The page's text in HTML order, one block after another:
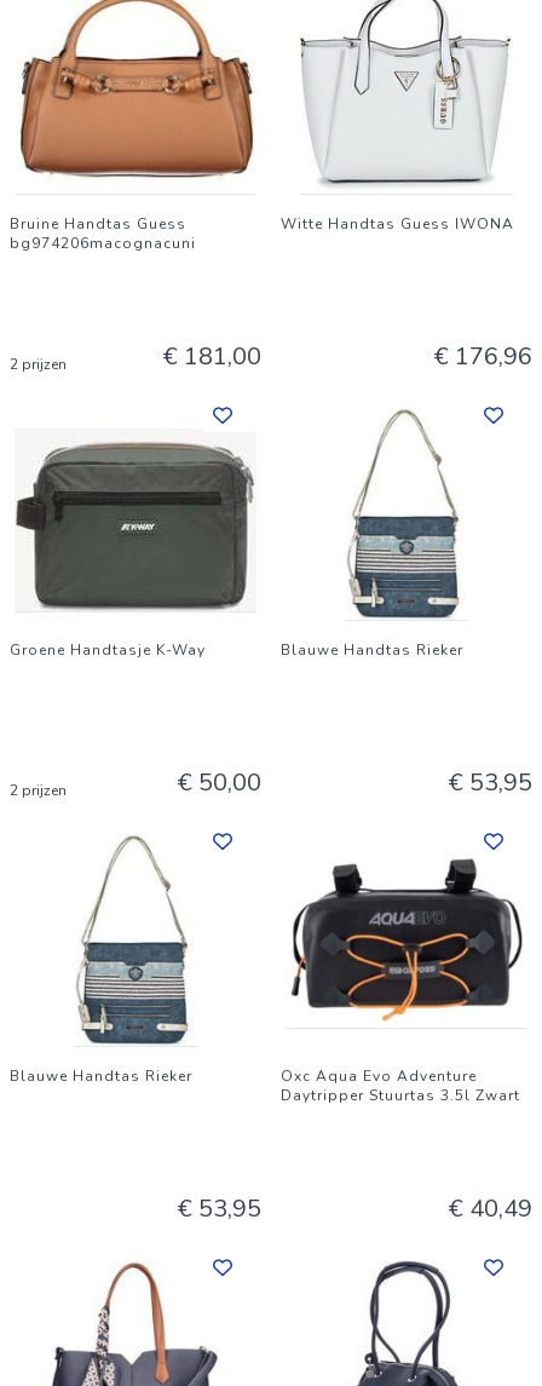
Bruine Handtas Guess
bg974206macognacuni
2 prijzen € 181,00
Witte Handtas Guess IWONA
€ 176,96
Groene Handtasje K-Way
2 prijzen € 50,00
Blauwe Handtas Rieker
€ 53,95
Blauwe Handtas Rieker
€ 53,95
Oxc Aqua Evo Adventure
Daytripper Stuurtas 3.5l Zwart
€ 40,49